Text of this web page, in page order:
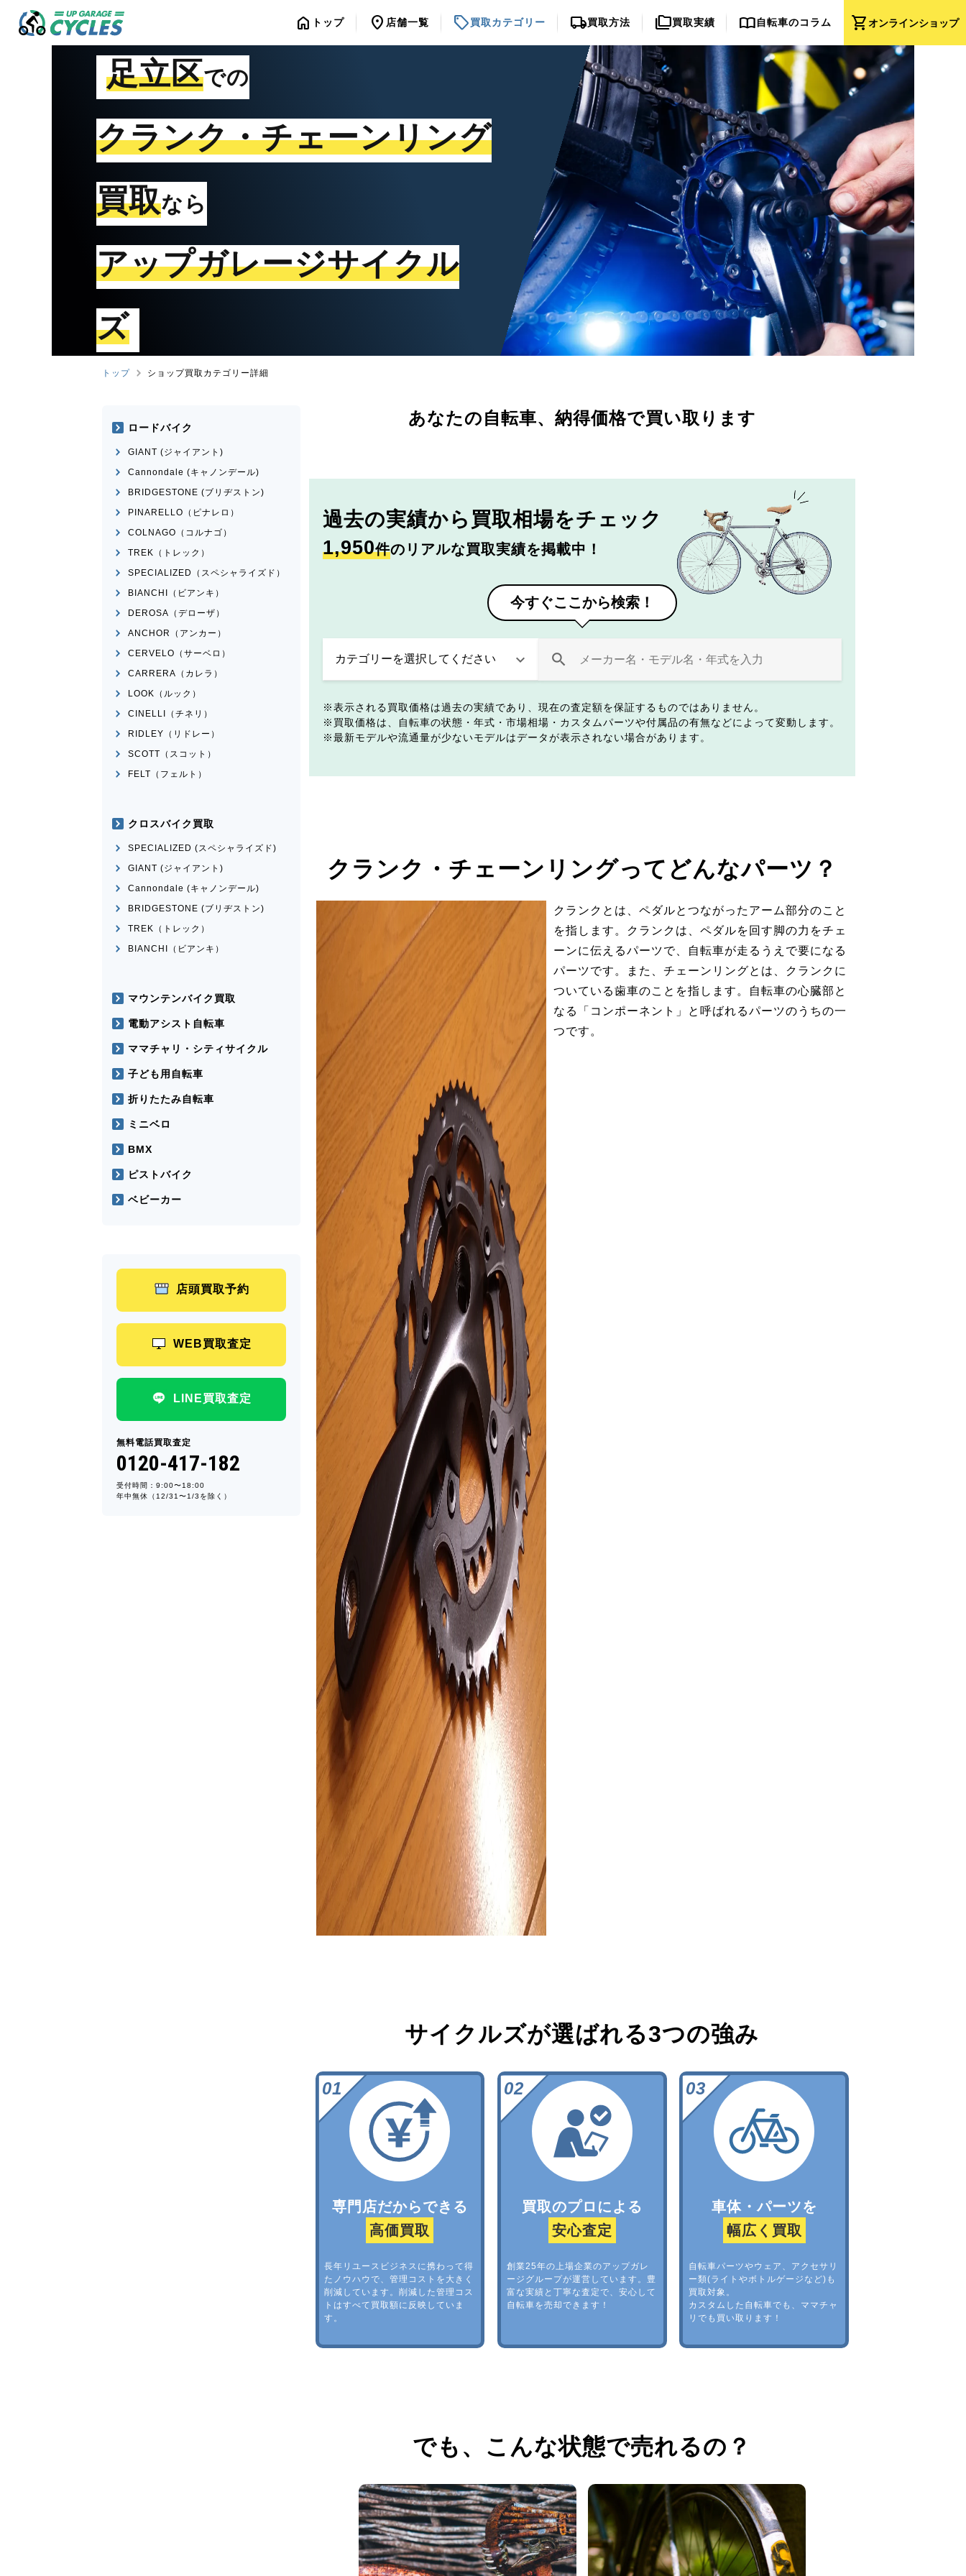
shopping_cartオンラインショップ
home トップ location_on 店舗一覧 sell買取カテゴリー local_shipping買取方法 folder_copy買取実績 import_contacts自転車のコラム
足立区での
クランク・チェーンリング
買取なら
アップガレージサイクル
ズ
トップ ショップ買取カテゴリー詳細
あなたの自転車、 納得価格で買い取ります
過去の実績から 買取相場をチェック
1,950件のリアルな買取実績を掲載中！
今すぐここから検索！
表示される買取価格は過去の実績であり、現在の査定額を保証するものではありません。
買取価格は、自転車の状態・年式・市場相場・カスタムパーツや付属品の有無などによって変動します。
最新モデルや流通量が少ないモデルはデータが表示されない場合があります。
クランク・チェーンリングってどんなパーツ？
クランクとは、ペダルとつながったアーム部分のこと
を指します。クランクは、ペダルを回す脚の力をチェ
ーンに伝えるパーツで、自転車が走るうえで要になる
パーツです。また、チェーンリングとは、クランクに
ついている歯車のことを指します。自転車の心臓部と
なる「コンポーネント」と呼ばれるパーツのうちの一
つです。
サイクルズが選ばれる3つの強み
専門店だからできる
高価買取
長年リユースビジネスに携わって得
たノウハウで、管理コストを大きく
削減しています。削減した管理コス
トはすべて買取額に反映していま
す。
買取のプロによる
安心査定
創業25年の上場企業のアップガレ
ージグループが運営しています。豊
富な実績と丁寧な査定で、安心して
自転車を売却できます！
車体・パーツを
幅広く買取
自転車パーツやウェア、アクセサリ
ー類(ライトやボトルゲージなど)も
買取対象。
カスタムした自転車でも、ママチャ
リでも買い取ります！
でも、 こんな状態で売れるの？
ロードバイク
GIANT (ジャイアント)
Cannondale (キャノンデール)
BRIDGESTONE (ブリヂストン)
PINARELLO（ピナレロ）
COLNAGO（コルナゴ）
TREK（トレック）
SPECIALIZED（スペシャライズド）
BIANCHI（ビアンキ）
DEROSA（デローザ）
ANCHOR（アンカー）
CERVELO（サーベロ）
CARRERA（カレラ）
LOOK（ルック）
CINELLI（チネリ）
RIDLEY（リドレー）
SCOTT（スコット）
FELT（フェルト）
クロスバイク買取
SPECIALIZED (スペシャライズド)
GIANT (ジャイアント)
Cannondale (キャノンデール)
BRIDGESTONE (ブリヂストン)
TREK（トレック）
BIANCHI（ビアンキ）
マウンテンバイク買取
電動アシスト自転車
ママチャリ・シティサイクル
子ども用自転車
折りたたみ自転車
ミニベロ
BMX
ピストバイク
ベビーカー
店頭買取予約
WEB買取査定
LINE買取査定
無料電話買取査定
0120-417-182
受付時間：9:00〜18:00
年中無休（12/31〜1/3を除く）